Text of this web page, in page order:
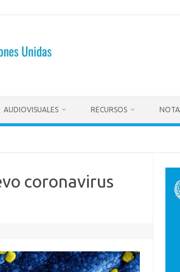
AUDIOVISUALES RECURSOS
coronavirus